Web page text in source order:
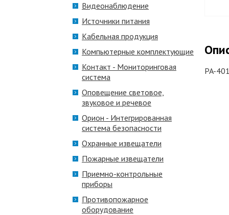
PA-
Видеонаблюдение
Источники питания
Кабельная продукция
Компьютерные комплектующие
Контакт - Мониторинговая
система
Оповещение световое,
звуковое и речевое
Орион - Интегрированная
система безопасности
Охранные извещатели
Пожарные извещатели
Приемно-контрольные
приборы
Противопожарное
оборудование